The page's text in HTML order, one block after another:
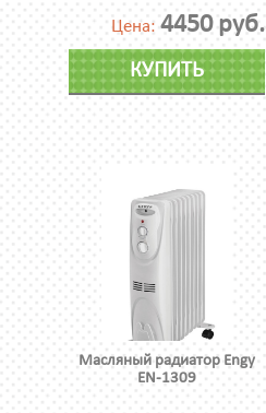
Цена: 4450 руб.
КУПИТЬ
Масляный радиатор Engy
EN-1309